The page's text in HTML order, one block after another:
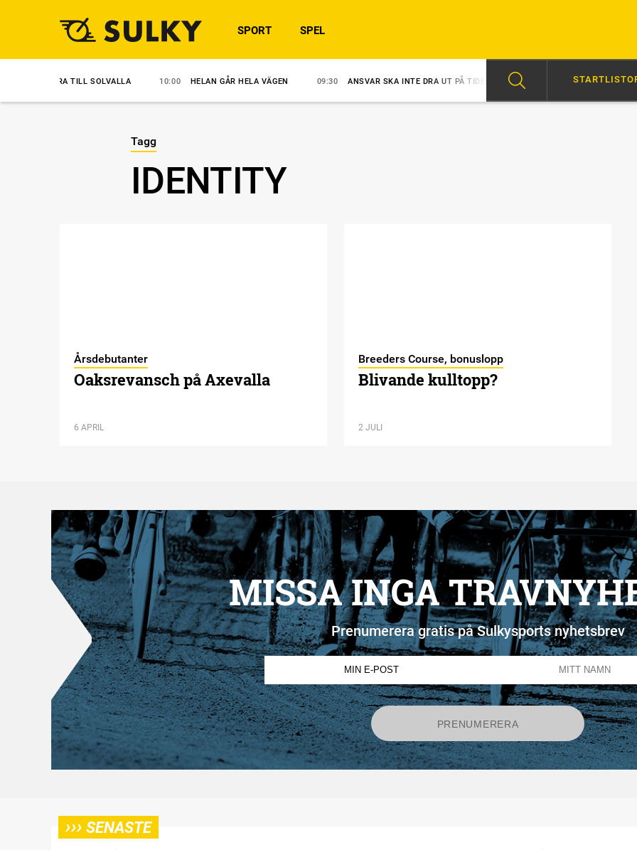
SPORT SPEL
TILL SOLVALLA 10:00 HELAN GÅR HELA VÄGEN 09:30 ANSVAR SKA INTE DRA UT PÅ TIDEN 08:26 MERRIMAN EN VINNARE
Tagg
IDENTITY
Årsdebutanter
Oaksrevansch på Axevalla
6 APRIL
Breeders Course, bonuslopp
Blivande kulltopp?
2 JULI
MISSA INGA
Prenumerera gratis på Sulkysports nyhetsbrev
››› SENASTE